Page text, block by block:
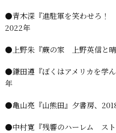
●青木深『進駐軍を笑わせろ！
2022年
●上野朱『蕨の家 上野英信と
●鎌田遵『ぼくはアメリカを学
年
●亀山亮『山熊田』夕書房、
●中村寛『残響のハーレム スト